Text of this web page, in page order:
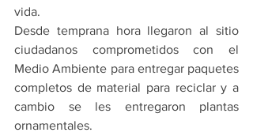
vida.
Desde temprana hora llegaron al sitio
ciudadanos comprometidos con el
Medio Ambiente para entregar paquetes
completos de material para reciclar y a
cambio se les entregaron plantas
ornamentales.